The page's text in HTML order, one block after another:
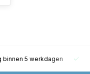
binnen 5 werkdagen